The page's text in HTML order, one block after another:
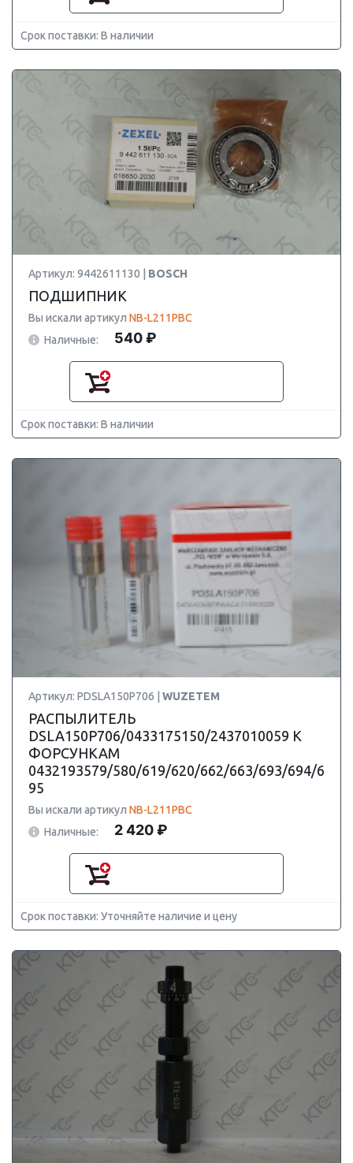
Срок поставки: В наличии
Артикул: 9442611130 | BOSCH
ПОДШИПНИК
Вы искали артикул NB-L211PBC
Наличные:
540 ₽
Срок поставки: В наличии
Артикул: PDSLA150P706 | WUZETEM
РАСПЫЛИТЕЛЬ
DSLA150P706/0433175150/2437010059 К
ФОРСУНКАМ
0432193579/580/619/620/662/663/693/694/6
95
Вы искали артикул NB-L211PBC
Наличные:
2 420 ₽
Срок поставки: Уточняйте наличие и цену